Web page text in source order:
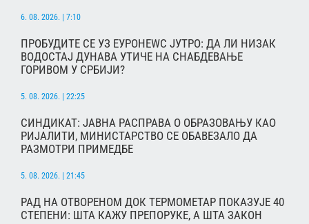
6. 08. 2026. | 7:10
ПРОБУДИТЕ СЕ УЗ ЕУРОНЕWС ЈУТРО: ДА ЛИ НИЗАК
ВОДОСТАЈ ДУНАВА УТИЧЕ НА СНАБДЕВАЊЕ
ГОРИВОМ У СРБИЈИ?
5. 08. 2026. | 22:25
СИНДИКАТ: ЈАВНА РАСПРАВА О ОБРАЗОВАЊУ КАО
РИЈАЛИТИ, МИНИСТАРСТВО СЕ ОБАВЕЗАЛО ДА
РАЗМОТРИ ПРИМЕДБЕ
5. 08. 2026. | 21:45
РАД НА ОТВОРЕНОМ ДОК ТЕРМОМЕТАР ПОКАЗУЈЕ 40
СТЕПЕНИ: ШТА КАЖУ ПРЕПОРУКЕ, А ШТА ЗАКОН